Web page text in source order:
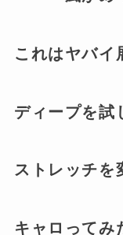
これはヤバイ
ディープを試
ストレッチを
キャロってみ